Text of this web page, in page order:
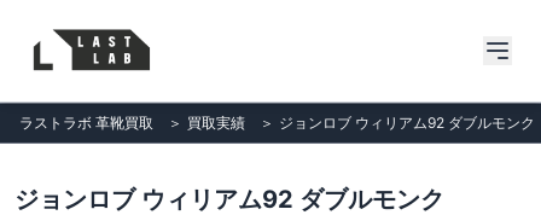
ラストラボ 革靴買取 ＞ 買取実績 ＞ ジョンロブ ウィリアム92 ダブルモンク
ジョンロブ ウィリアム92 ダブルモンク